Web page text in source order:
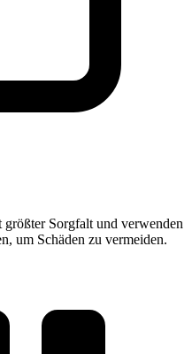
Sorgfalt und verwenden
um Schäden zu vermeiden.